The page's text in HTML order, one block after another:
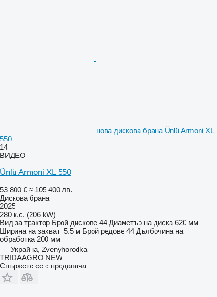
нова дискова брана Ünlü Armoni XL
550
14
ВИДЕО
Ünlü Armoni XL 550
53 800 € ≈ 105 400 лв.
Дискова брана
2025
280 к.с. (206 kW)
Вид за трактор Брой дискове 44 Диаметър на диска 620 мм
Ширина на захват 5,5 м Брой редове 44 Дълбочина на
обработка 200 мм
Украйна, Zvenyhorodka
TRIDAAGRO NEW
Свържете се с продавача